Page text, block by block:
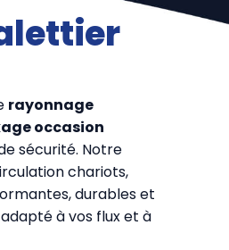
rayonnage
occasion
sécurité. Notre
chariots,
durables et
à vos flux et à